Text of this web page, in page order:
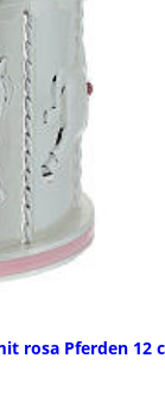
rosa Pferden 12